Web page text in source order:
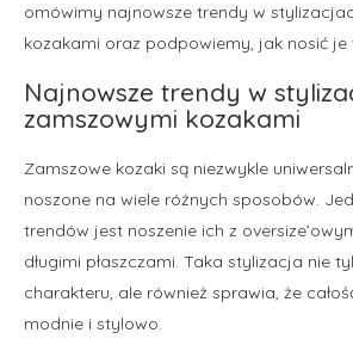
omówimy najnowsze trendy w
kozakami oraz podpowiemy, jak nosić
Najnowsze trendy w
zamszowymi kozakami
Zamszowe kozaki są niezwykle
noszone na wiele różnych sposobów.
trendów jest noszenie ich z
długimi płaszczami. Taka stylizacja nie
charakteru, ale również sprawia, że
modnie i stylowo.